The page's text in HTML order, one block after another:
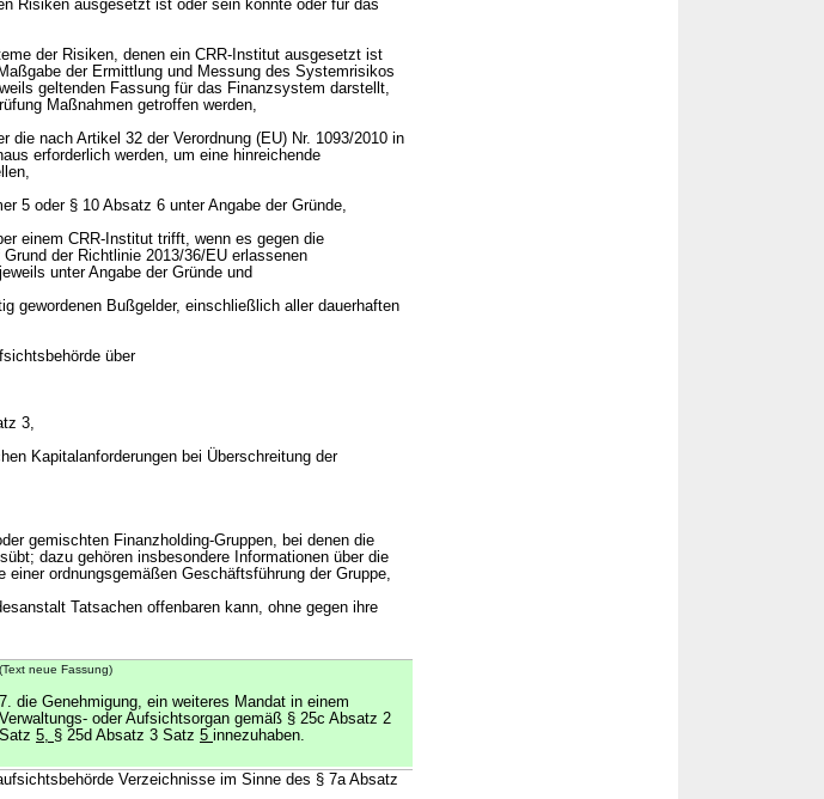
Risiken ausgesetzt ist oder sein könnte oder für das
der Risiken, denen ein CRR-Institut ausgesetzt ist
der Ermittlung und Messung des Systemrisikos
geltenden Fassung für das Finanzsystem darstellt,
Maßnahmen getroffen werden,
nach Artikel 32 der Verordnung (EU) Nr. 1093/2010 in
erforderlich werden, um eine hinreichende
5 oder § 10 Absatz 6 unter Angabe der Gründe,
einem CRR-Institut trifft, wenn es gegen die
der Richtlinie 2013/36/EU erlassenen
unter Angabe der Gründe und
gewordenen Bußgelder, einschließlich aller dauerhaften
über
3,
Kapitalanforderungen bei Überschreitung der
gemischten Finanzholding-Gruppen, bei denen die
dazu gehören insbesondere Informationen über die
ordnungsgemäßen Geschäftsführung der Gruppe,
Tatsachen offenbaren kann, ohne gegen ihre
(Text neue Fassung)
7. die Genehmigung, ein weiteres Mandat in einem
Verwaltungs- oder Aufsichtsorgan gemäß § 25c Absatz 2
Satz 5, § 25d Absatz 3 Satz 5 innezuhaben.
Verzeichnisse im Sinne des § 7a Absatz